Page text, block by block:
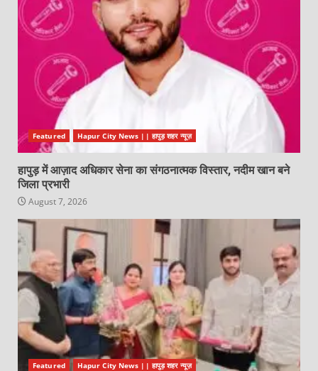
Featured Hapur City News || हापुड़ शहर न्यूज़
हापुड़ में आज़ाद अधिकार सेना का संगठनात्मक विस्तार, नदीम खान बने
जिला प्रभारी
August 7, 2026
Featured Hapur City News || हापुड़ शहर न्यूज़